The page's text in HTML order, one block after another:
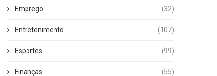
Emprego (32)
Entretenimento (107)
Esportes (99)
Finanças (55)